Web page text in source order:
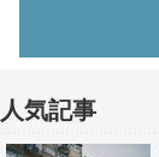
人気記事